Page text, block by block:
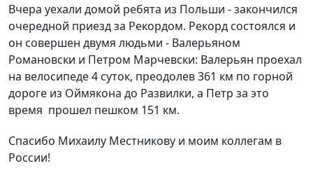
Вчера уехали домой ребята из Польши - закончился
очередной приезд за Рекордом. Рекорд состоялся и
он совершен двумя людьми - Валерьяном
Романовски и Петром Марчевски: Валерьян проехал
на велосипеде 4 суток, преодолев 361 км по горной
дороге из Оймякона до Развилки, а Петр за это
время прошел пешком 151 км.
Спасибо Михаилу Местникову и моим коллегам в
России!